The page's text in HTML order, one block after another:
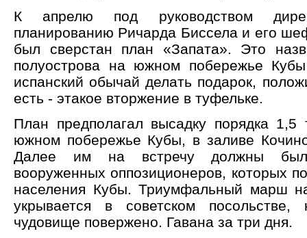
К апрелю под руководством
планированию Ричарда Биссела и его
был сверстан план «Запата». Это
полуострова на южном побережье
испанский обычай делать подарок,
есть - этакое вторжение в туфельке.
План предполагал высадку порядка 1,5
южном побережье Кубы, в заливе
Далее им на встречу должны
вооруженных оппозиционеров, которых
населения Кубы. Триумфальный марш
укрывается в советском посольстве,
чудовище повержено. Гавана за три дня.